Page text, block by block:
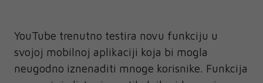
YouTube trenutno testira novu funkciju u
svojoj mobilnoj aplikaciji koja bi mogla
neugodno iznenaditi mnoge korisnike. Funkcija